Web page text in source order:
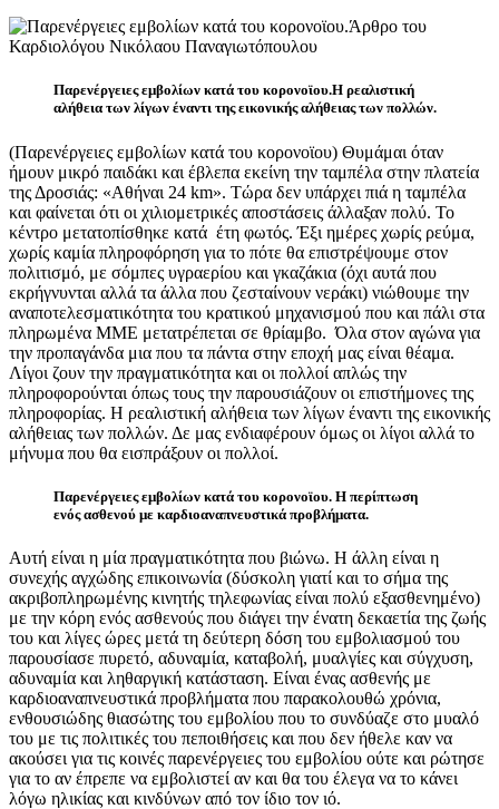
Παρενέργειες εμβολίων κατά του κορονοϊου.Η ρεαλιστική
αλήθεια των λίγων έναντι της εικονικής αλήθειας των πολλών.
(Παρενέργειες εμβολίων κατά του κορονοϊου) Θυμάμαι όταν
ήμουν μικρό παιδάκι και έβλεπα εκείνη την ταμπέλα στην πλατεία
της Δροσιάς: «Αθήναι 24 km». Τώρα δεν υπάρχει πιά η ταμπέλα
και φαίνεται ότι οι χιλιομετρικές αποστάσεις άλλαξαν πολύ. Το
κέντρο μετατοπίσθηκε κατά έτη φωτός. Έξι ημέρες χωρίς ρεύμα,
χωρίς καμία πληροφόρηση για το πότε θα επιστρέψουμε στον
πολιτισμό, με σόμπες υγραερίου και γκαζάκια (όχι αυτά που
εκρήγνυνται αλλά τα άλλα που ζεσταίνουν νεράκι) νιώθουμε την
αναποτελεσματικότητα του κρατικού μηχανισμού που και πάλι στα
πληρωμένα ΜΜΕ μετατρέπεται σε θρίαμβο. Όλα στον αγώνα για
την προπαγάνδα μια που τα πάντα στην εποχή μας είναι θέαμα.
Λίγοι ζουν την πραγματικότητα και οι πολλοί απλώς την
πληροφορούνται όπως τους την παρουσιάζουν οι επιστήμονες της
πληροφορίας. Η ρεαλιστική αλήθεια των λίγων έναντι της εικονικής
αλήθειας των πολλών. Δε μας ενδιαφέρουν όμως οι λίγοι αλλά το
μήνυμα που θα εισπράξουν οι πολλοί.
Παρενέργειες εμβολίων κατά του κορονοϊου. Η περίπτωση
ενός ασθενού με καρδιοαναπνευστικά προβλήματα.
Αυτή είναι η μία πραγματικότητα που βιώνω. Η άλλη είναι η
συνεχής αγχώδης επικοινωνία (δύσκολη γιατί και το σήμα της
ακριβοπληρωμένης κινητής τηλεφωνίας είναι πολύ εξασθενημένο)
με την κόρη ενός ασθενούς που διάγει την ένατη δεκαετία της ζωής
του και λίγες ώρες μετά τη δεύτερη δόση του εμβολιασμού του
παρουσίασε πυρετό, αδυναμία, καταβολή, μυαλγίες και σύγχυση,
αδυναμία και ληθαργική κατάσταση. Είναι ένας ασθενής με
καρδιοαναπνευστικά προβλήματα που παρακολουθώ χρόνια,
ενθουσιώδης θιασώτης του εμβολίου που το συνδύαζε στο μυαλό
του με τις πολιτικές του πεποιθήσεις και που δεν ήθελε καν να
ακούσει για τις κοινές παρενέργειες του εμβολίου ούτε και ρώτησε
για το αν έπρεπε να εμβολιστεί αν και θα του έλεγα να το κάνει
λόγω ηλικίας και κινδύνων από τον ίδιο τον ιό.